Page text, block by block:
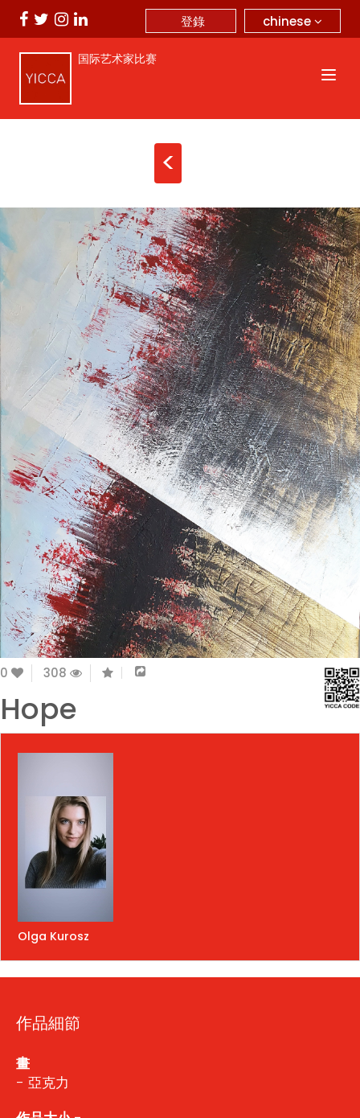
chinese
登錄
国际艺术家比赛
<
0 308
Hope
Olga Kurosz
作品細節
畫
- 亞克力